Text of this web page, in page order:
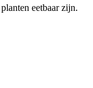
eetbaar zijn.